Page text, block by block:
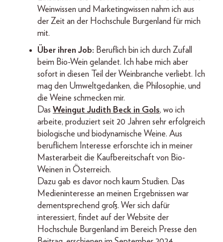
Weinwissen und Marketingwissen nahm ich aus
der Zeit an der Hochschule Burgenland für mich
mit.
Über ihren Job: Beruflich bin ich durch Zufall
beim Bio-Wein gelandet. Ich habe mich aber
sofort in diesen Teil der Weinbranche verliebt. Ich
mag den Umweltgedanken, die Philosophie, und
die Weine schmecken mir.
Das Weingut Judith Beck in Gols, wo ich
arbeite, produziert seit 20 Jahren sehr erfolgreich
biologische und biodynamische Weine. Aus
beruflichem Interesse erforschte ich in meiner
Masterarbeit die Kaufbereitschaft von Bio-
Weinen in Österreich.
Dazu gab es davor noch kaum Studien. Das
Medieninteresse an meinen Ergebnissen war
dementsprechend groß. Wer sich dafür
interessiert, findet auf der Website der
Hochschule Burgenland im Bereich Presse den